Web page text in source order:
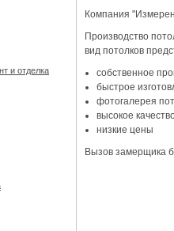
движения транспорта на майские
транспортные карты
Компания
Производство
вид потолков
собственное
быстрое
фотогалерея
высокое
низкие цены
Вызов замерщика
и отделка